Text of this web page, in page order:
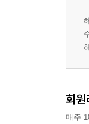
회원
매주